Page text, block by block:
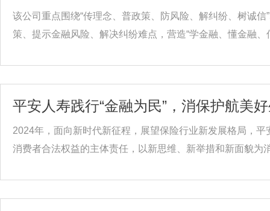
该公司重点围绕“传理念、普政策、防风险、解纠纷、树诚
策、提示金融风险、解决纠纷难点，营造“学金融、懂金融、
平安人寿践行“金融为民”，消保护航美
2024年，面向新时代新征程，展望保险行业新发展格局，
消费者合法权益的主体责任，以新思维、新举措和新面貌为